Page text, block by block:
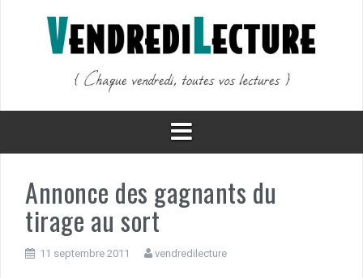
Annonce des gagnants du
tirage au sort
11 septembre 2011 vendredilecture